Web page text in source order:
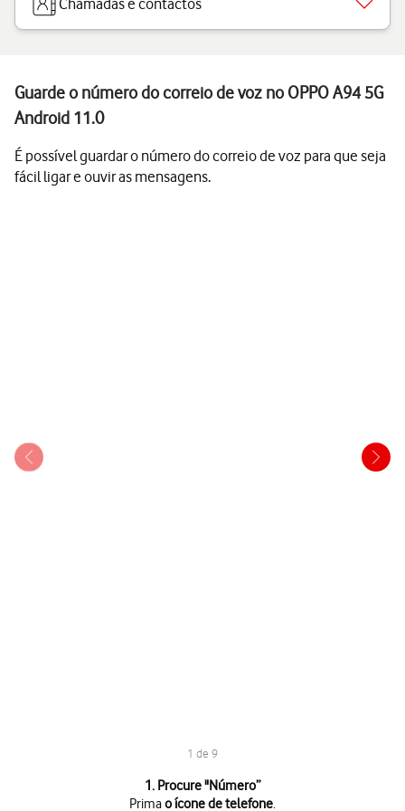
Chamadas e contactos
Guarde o número do correio de voz no OPPO A94 5G
Android 11.0
É possível guardar o número do correio de voz para que seja
fácil ligar e ouvir as mensagens.
1 de 9
1. Procure "Número”
Primao ícone de telefone.